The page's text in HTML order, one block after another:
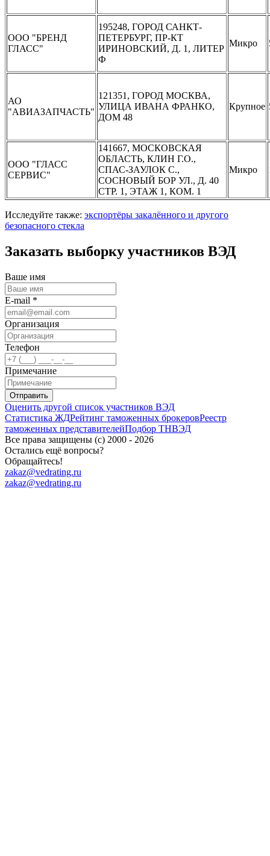
ООО "БРЕНД
ГЛАСС"
195248, ГОРОД САНКТ-
ПЕТЕРБУРГ, ПР-КТ
ИРИНОВСКИЙ, Д. 1, ЛИТЕР
Ф
Микро
АО
"АВИАЗАПЧАСТЬ"
121351, ГОРОД МОСКВА,
УЛИЦА ИВАНА ФРАНКО,
ДОМ 48
Крупное
ООО "ГЛАСС
СЕРВИС"
141667, МОСКОВСКАЯ
ОБЛАСТЬ, КЛИН Г.О.,
СПАС-ЗАУЛОК С.,
СОСНОВЫЙ БОР УЛ., Д. 40
СТР. 1, ЭТАЖ 1, КОМ. 1
Микро
Исследуйте также: экспортёры закалённого и другого
безопасного стекла
Заказать выборку участников ВЭД
Ваше имя
E-mail *
Организация
Телефон
Примечание
Отправить
Оценить другой список участников ВЭД
Статистика ЖДРейтинг таможенных брокеровРеестр
таможенных представителейПодбор ТНВЭД
Все права защищены (с) 2000 - 2026
Остались ещё вопросы?
Обращайтесь!
zakaz@vedrating.ru
zakaz@vedrating.ru